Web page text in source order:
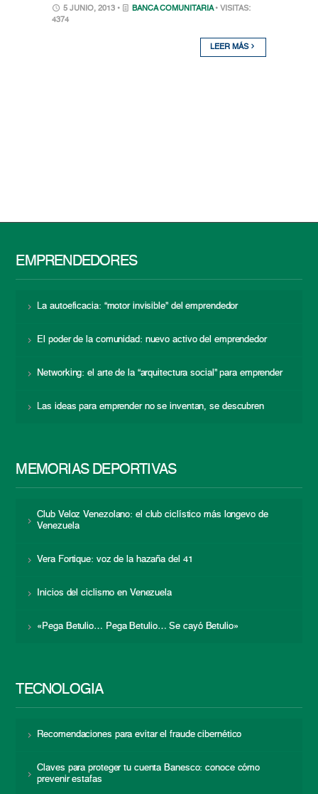
5 JUNIO, 2013 • BANCA COMUNITARIA • VISITAS:
4374
LEER MÁS
EMPRENDEDORES
La autoeficacia: “motor invisible” del emprendedor
El poder de la comunidad: nuevo activo del emprendedor
Networking: el arte de la “arquitectura social” para emprender
Las ideas para emprender no se inventan, se descubren
MEMORIAS DEPORTIVAS
Club Veloz Venezolano: el club ciclístico más longevo de
Venezuela
Vera Fortique: voz de la hazaña del 41
Inicios del ciclismo en Venezuela
«Pega Betulio… Pega Betulio… Se cayó Betulio»
TECNOLOGÍA
Recomendaciones para evitar el fraude cibernético
Claves para proteger tu cuenta Banesco: conoce cómo
prevenir estafas